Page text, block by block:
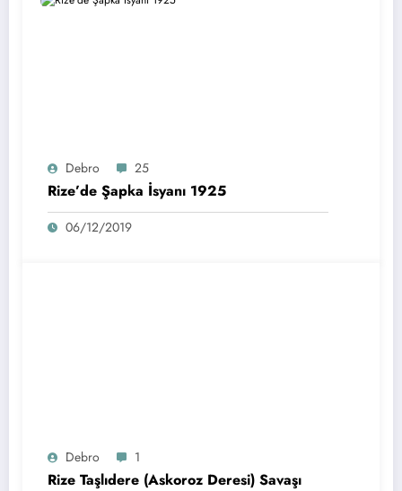
Debro 25
Rize’de Şapka İsyanı 1925
06/12/2019
Debro 1
Rize Taşlıdere (Askoroz Deresi) Savaşı